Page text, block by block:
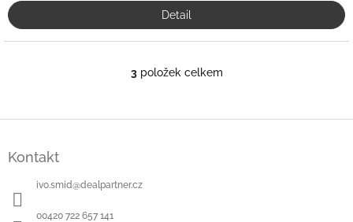
Detail
O
á
3položek celkem
Kontakt
ivo.smid@dealpartner.cz
00420 722 657 141